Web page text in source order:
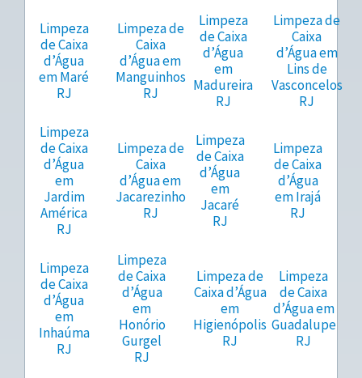
Limpeza
de Caixa
d’Água
em Maré
RJ
Limpeza de
Caixa
d’Água em
Manguinhos
RJ
Limpeza
de Caixa
d’Água
em
Madureira
RJ
Limpeza de
Caixa
d’Água em
Lins de
Vasconcelos
RJ
Limpeza
de Caixa
d’Água
em
Jardim
América
RJ
Limpeza de
Caixa
d’Água em
Jacarezinho
RJ
Limpeza
de Caixa
d’Água
em
Jacaré
RJ
Limpeza
de Caixa
d’Água
em Irajá
RJ
Limpeza
de Caixa
d’Água
em
Inhaúma
RJ
Limpeza
de Caixa
d’Água
em
Honório
Gurgel
RJ
Limpeza de
Caixa d’Água
em
Higienópolis
RJ
Limpeza
de Caixa
d’Água em
Guadalupe
RJ